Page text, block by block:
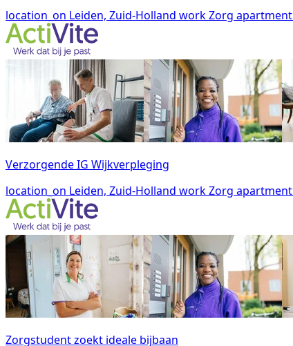
location_on Leiden, Zuid-Holland workZorg apartment
Verzorgende IG Wijkverpleging
location_on Leiden, Zuid-Holland workZorg apartment
Zorgstudent zoekt ideale bijbaan